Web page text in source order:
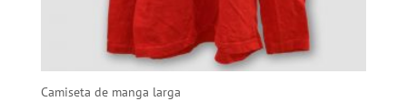
Camiseta de manga larga